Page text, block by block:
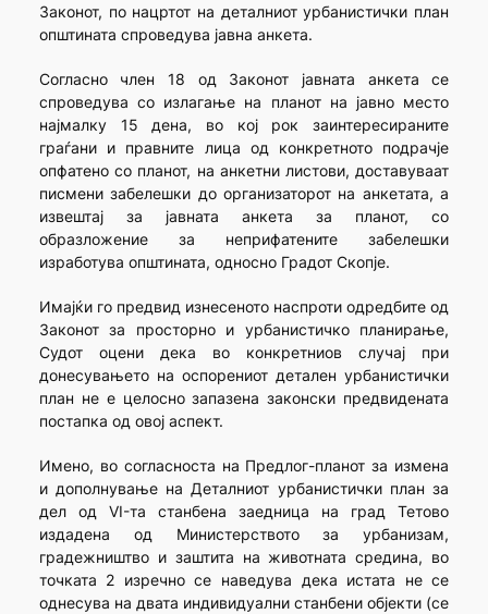
Законот, по нацртот на деталниот урбанистички план
општината спроведува јавна анкета.
Согласно член 18 од Законот јавната анкета се
спроведува со излагање на планот на јавно место
најмалку 15 дена, во кој рок заинтересираните
граѓани и правните лица од конкретното подрачје
опфатено со планот, на анкетни листови, доставуваат
писмени забелешки до организаторот на анкетата, а
извештај за јавната анкета за планот, со
образложение за неприфатените забелешки
изработува општината, односно Градот Скопје.
Имајќи го предвид изнесеното наспроти одредбите од
Законот за просторно и урбанистичко планирање,
Судот оцени дека во конкретниов случај при
донесувањето на оспорениот детален урбанистички
план не е целосно запазена законски предвидената
постапка од овој аспект.
Имено, во согласноста на Предлог-планот за измена
и дополнување на Деталниот урбанистички план за
дел од VI-та станбена заедница на град Тетово
издадена од Министерството за урбанизам,
градежништво и заштита на животната средина, во
точката 2 изречно се наведува дека истата не се
однесува на двата индивидуални станбени објекти (се